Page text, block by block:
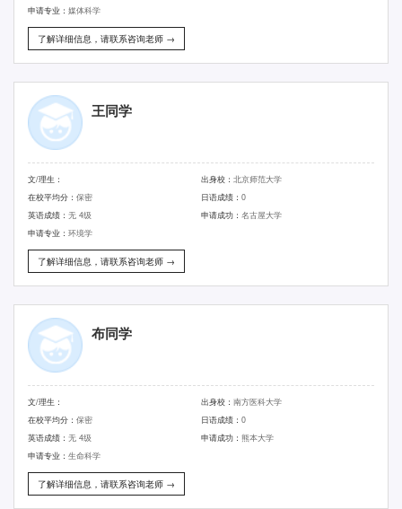
申请专业： 媒体科学
了解详细信息，请联系咨询老师 →
王同学
文/理生： 出身校： 北京师范大学
在校平均分： 保密 日语成绩： 0
英语成绩： 无 4级 申请成功： 名古屋大学
申请专业： 环境学
了解详细信息，请联系咨询老师 →
布同学
文/理生： 出身校： 南方医科大学
在校平均分： 保密 日语成绩： 0
英语成绩： 无 4级 申请成功： 熊本大学
申请专业： 生命科学
了解详细信息，请联系咨询老师 →